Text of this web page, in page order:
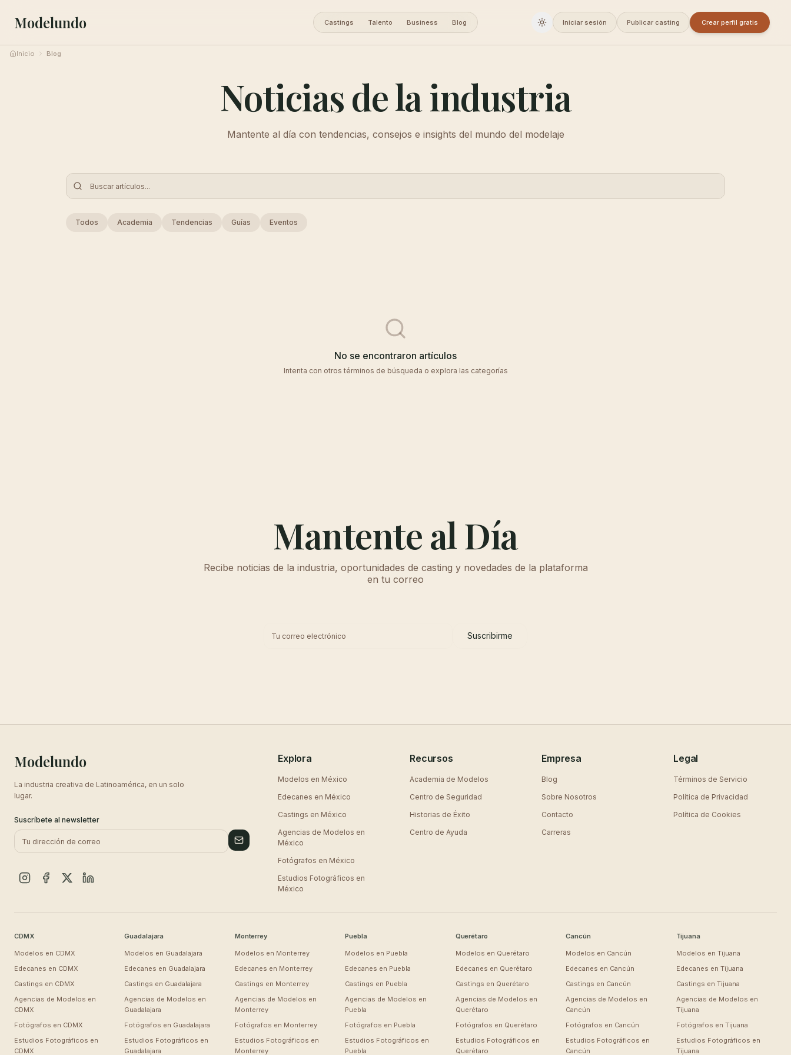
Modelundo Castings Talento Business Blog Cambiar a oscuro
Iniciar sesión Publicar casting Crear perfil gratis
Inicio Blog
Noticias de la industria
Mantente al día con tendencias, consejos e insights del mundo del modelaje
Todos Academia Tendencias Guías Eventos
No se encontraron artículos
Intenta con otros términos de búsqueda o explora las categorías
Mantente al Día
Recibe noticias de la industria, oportunidades de casting y novedades de la plataforma
en tu correo
Suscribirme
Modelundo
La industria creativa de Latinoamérica, en un solo
lugar.
Suscríbete al newsletter
Explora
Modelos en México
Edecanes en México
Castings en México
Agencias de Modelos en
México
Fotógrafos en México
Estudios Fotográficos en
México
Recursos
Academia de Modelos
Centro de Seguridad
Historias de Éxito
Centro de Ayuda
Empresa
Blog
Sobre Nosotros
Contacto
Carreras
Legal
Términos de Servicio
Política de Privacidad
Política de Cookies
CDMX
Modelos en CDMX
Edecanes en CDMX
Castings en CDMX
Agencias de Modelos en
CDMX
Fotógrafos en CDMX
Estudios Fotográficos en
CDMX
Guadalajara
Modelos en Guadalajara
Edecanes en Guadalajara
Castings en Guadalajara
Agencias de Modelos en
Guadalajara
Fotógrafos en Guadalajara
Estudios Fotográficos en
Guadalajara
Monterrey
Modelos en Monterrey
Edecanes en Monterrey
Castings en Monterrey
Agencias de Modelos en
Monterrey
Fotógrafos en Monterrey
Estudios Fotográficos en
Monterrey
Puebla
Modelos en Puebla
Edecanes en Puebla
Castings en Puebla
Agencias de Modelos en
Puebla
Fotógrafos en Puebla
Estudios Fotográficos en
Puebla
Querétaro
Modelos en Querétaro
Edecanes en Querétaro
Castings en Querétaro
Agencias de Modelos en
Querétaro
Fotógrafos en Querétaro
Estudios Fotográficos en
Querétaro
Cancún
Modelos en Cancún
Edecanes en Cancún
Castings en Cancún
Agencias de Modelos en
Cancún
Fotógrafos en Cancún
Estudios Fotográficos en
Cancún
Tijuana
Modelos en Tijuana
Edecanes en Tijuana
Castings en Tijuana
Agencias de Modelos en
Tijuana
Fotógrafos en Tijuana
Estudios Fotográficos en
Tijuana